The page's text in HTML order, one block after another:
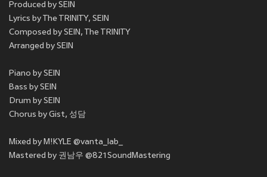
Produced by SEIN
Lyrics by The TRINITY, SEIN
Composed by SEIN, The TRINITY
Arranged by SEIN
Piano by SEIN
Bass by SEIN
Drum by SEIN
Chorus by Gist, 성담
Mixed by M!KYLE @vanta_lab_
Mastered by 권남우 @821SoundMastering